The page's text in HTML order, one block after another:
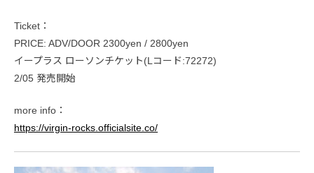
Ticket：
PRICE: ADV/DOOR 2300yen / 2800yen
イープラス ローソンチケット(Lコード:72272)
2/05 発売開始
more info：
https://virgin-rocks.officialsite.co/